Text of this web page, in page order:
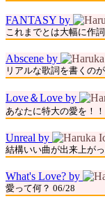
FANTASY by
これまでとは大幅に作
Abscene by
リアルな歌詞を書くの
Love＆Love by
あなたに特大の愛を！
Unreal by
結構いい曲が出来上が
What's Love? by
愛って何？ 06/28